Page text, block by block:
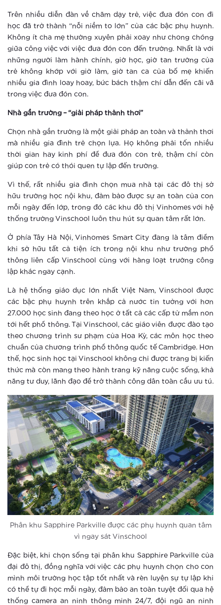
Trên nhiều diễn đàn về chăm dạy trẻ, việc đưa đón con đi
học đã trở thành “nỗi niềm to lớn” của các bậc phụ huynh.
Không ít cha mẹ thường xuyên phải xoay như chong chóng
giữa công việc với việc đưa đón con đến trường. Nhất là với
những người làm hành chính, giờ học, giờ tan trường của
trẻ không khớp với giờ làm, giờ tan ca của bố mẹ khiến
nhiều gia đình loay hoay, bức bách thậm chí dẫn đến cãi vã
trong việc đưa đón con.
Nhà gần trường – “giải pháp thảnh thơi”
Chọn nhà gần trường là một giải pháp an toàn và thảnh thơi
mà nhiều gia đình trẻ chọn lựa. Họ không phải tốn nhiều
thời gian hay kinh phí để đưa đón con trẻ, thậm chí còn
giúp con trẻ có thói quen tự lập đến trường.
Vì thế, rất nhiều gia đình chọn mua nhà tại các đô thị sở
hữu trường học nội khu, đảm bảo được sự an toàn của con
mỗi ngày đến lớp, trong đó các khu đô thị Vinhomes với hệ
thống trường Vinschool luôn thu hút sự quan tâm rất lớn.
Ở phía Tây Hà Nội, Vinhomes Smart City đang là tâm điểm
khi sở hữu tất cả tiện ích trong nội khu như trường phổ
thông liên cấp Vinschool cùng với hàng loạt trường công
lập khác ngay cạnh.
Là hệ thống giáo dục lớn nhất Việt Nam, Vinschool được
các bậc phụ huynh trên khắp cả nước tin tưởng với hơn
27.000 học sinh đang theo học ở tất cả các cấp từ mầm non
tới hết phổ thông. Tại Vinschool, các giáo viên được đào tạo
theo chương trình sư phạm của Hoa Kỳ, các môn học theo
chuẩn của chương trình phổ thông quốc tế Cambridge. Hơn
thế, học sinh học tại Vinschool không chỉ được trang bị kiến
thức mà còn mang theo hành trang kỹ năng cuộc sống, khả
năng tư duy, lãnh đạo để trở thành công dân toàn cầu ưu tú.
Phân khu Sapphire Parkville được các phụ huynh quan tâm
vì ngay sát Vinschool
Đặc biệt, khi chọn sống tại phân khu Sapphire Parkville của
đại đô thị, đồng nghĩa với việc các phụ huynh chọn cho con
mình môi trường học tập tốt nhất và rèn luyện sự tự lập khi
có thể tự đi học mỗi ngày, đảm bảo an toàn tuyệt đối qua hệ
thống camera an ninh thông minh 24/7, đội ngũ an ninh
căn hộ thông thường ra sao?
Xem thêm
Điểm check-in khó bỏ qua tại Hà Nội
dịp Tết thiếu nhi 1-6
Xem thêm
nghiệm phong cách sống thông minh
Xem thêm
Hào hứng với “cuộc sống một chạm”
tại Vinhomes Smart City
Ứng dụng AI giúp đoán trước hành vi
phạm tội
Xem thêm
Sống tại thành phố thông minh, trẻ
em được bảo vệ đa lớp như thế nào?
Xem thêm
Vinhomes Smart City: Những trải
nghiệm tuyệt vời cho người trẻ hiện
đại
Xem thêm
Thành phố thông minh: Bước đi tắt
đón đầu của ông lớn BĐS Vingroup
Xem thêm
Thành phố thông minh khác xa khu
căn hộ thông thường ra sao?
Xem thêm
Cư dân nhí được sống trong môi
trường an toàn mức cao tại Vinhomes
Xem thêm
Vingroup tiên phong ứng dụng công
nghệ thông minh, nâng tầm cuộc sống